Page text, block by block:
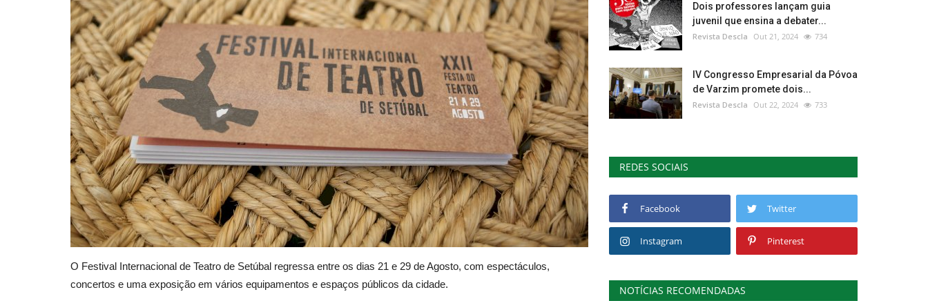
O Festival Internacional de Teatro de Setúbal regressa entre os dias 21 e 29 de Agosto, com espectáculos,
concertos e uma exposição em vários equipamentos e espaços públicos da cidade.
Dois professores lançam guia
juvenil que ensina a debater...
Revista Descla Out 21, 2024 734
IV Congresso Empresarial da Póvoa
de Varzim promete dois...
Revista Descla Out 22, 2024 733
REDES SOCIAIS
Facebook Twitter
Instagram Pinterest
NOTÍCIAS RECOMENDADAS